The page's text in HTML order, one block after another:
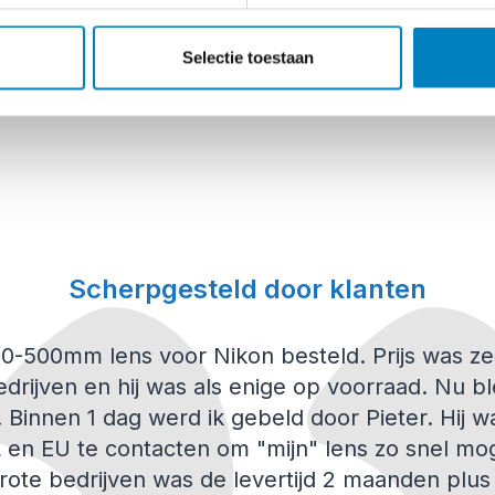
Selectie toestaan
sluiter is dusdanig stil dat je met de Panasonic G7
sluitertijden tot wel 1/16000s.
verzorgd
70mm f/2.8 S II
7.299,00 incl. btw
200mm f/
Scherpgesteld door klanten
500mm lens voor Nikon besteld. Prijs was
en hij was als enige op voorraad. Nu
1 dag werd ik gebeld door Pieter. Hij
en EU te contacten om "mijn" lens zo snel
bedrijven was de levertijd 2 maanden